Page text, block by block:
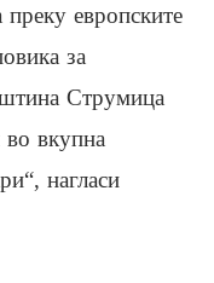
европските
за
Струмица
вкупна
нагласи